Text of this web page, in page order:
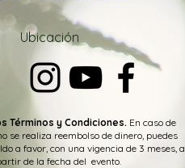
Ubicación
Términos y Condiciones. En caso de
se realiza reembolso de dinero, puedes
a favor, con una vigencia de 3 meses, a
de la fecha del evento.